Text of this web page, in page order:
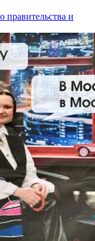
правительства и